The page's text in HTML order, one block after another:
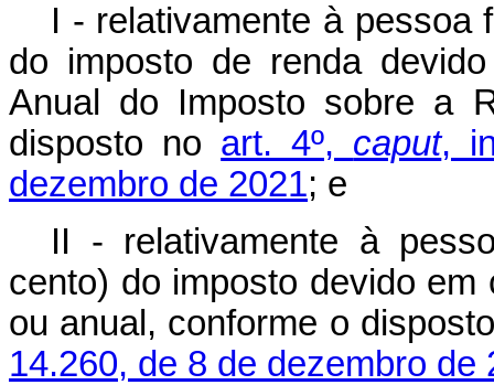
I - relativamente à pessoa
do imposto de renda
Anual do Imposto sobre a
disposto no art. 4º, caput,
dezembro de 2021; e
II - relativamente à
cento) do imposto devido
ou anual, conforme o
14.260, de 8 de dezembro de